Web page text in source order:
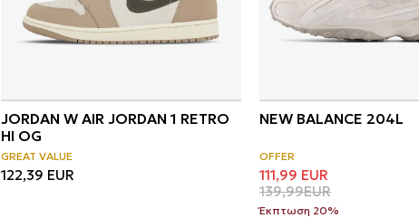
JORDAN W AIR JORDAN 1 RETRO
HI OG
GREAT VALUE
122,39 EUR
NEW BALANCE 204L
OFFER
111,99 EUR
139,99EUR
Έκπτωση 20%